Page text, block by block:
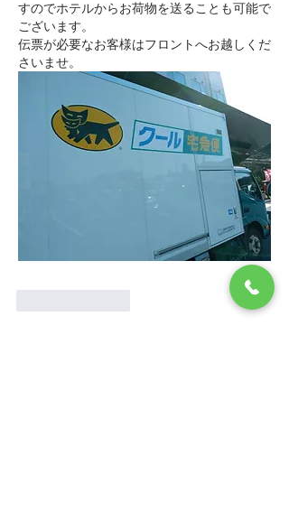
すのでホテルからお荷物を送ることも可能で
ございます。
伝票が必要なお客様はフロントへお越しくだ
さいませ。